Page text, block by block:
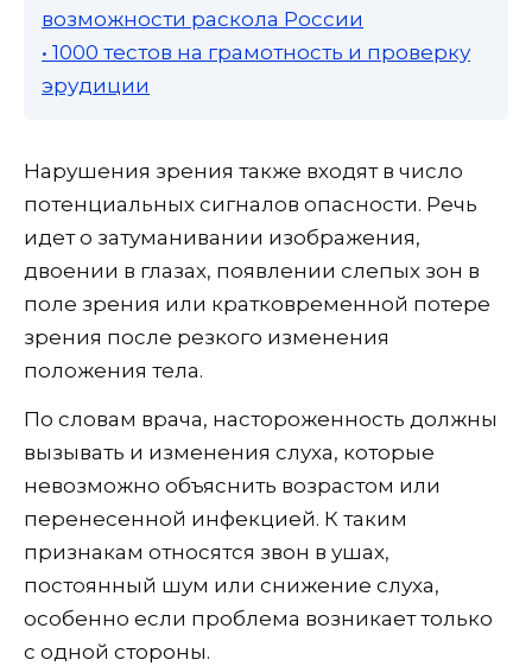
возможности раскола России
• 1000 тестов на грамотность и проверку
эрудиции
Нарушения зрения также входят в число
потенциальных сигналов опасности. Речь
идет о затуманивании изображения,
двоении в глазах, появлении слепых зон в
поле зрения или кратковременной потере
зрения после резкого изменения
положения тела.
По словам врача, настороженность должны
вызывать и изменения слуха, которые
невозможно объяснить возрастом или
перенесенной инфекцией. К таким
признакам относятся звон в ушах,
постоянный шум или снижение слуха,
особенно если проблема возникает только
с одной стороны.